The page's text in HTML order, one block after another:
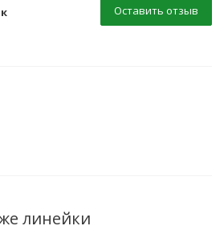
Оставить отзыв
линейки